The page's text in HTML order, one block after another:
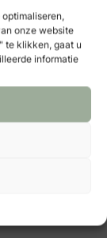
onze website
te klikken, gaat u
informatie